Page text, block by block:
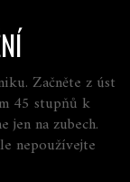
Začněte z úst
45 stupňů k
jen na zubech.
nepoužívejte